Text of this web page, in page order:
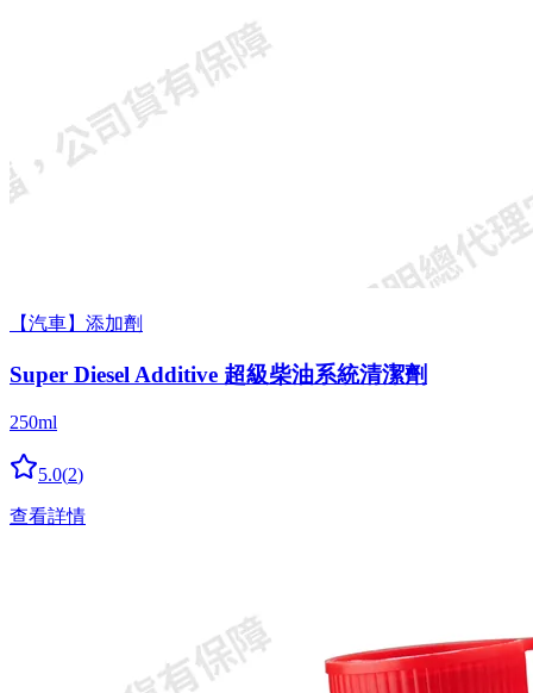
【汽車】添加劑
Super Diesel Additive 超級柴油系統清潔劑
250ml
5.0(2)
查看詳情